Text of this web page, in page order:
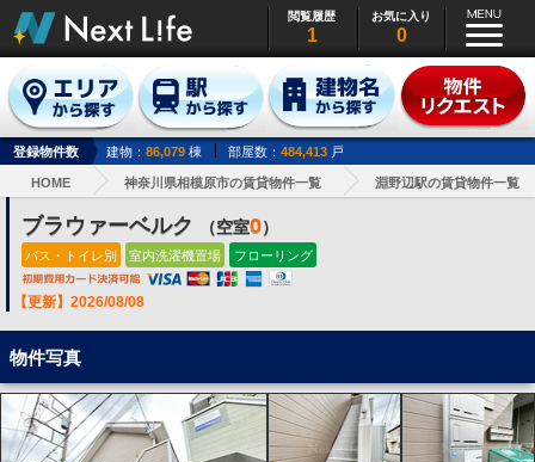
閲覧履歴
1
お気に入り
0
登録物件数 建物： 86,079 棟 部屋数： 484,413 戸
HOME 神奈川県相模原市の賃貸物件一覧 淵野辺駅の賃貸物件一覧
ブラウァーベルク （空室0）
バス・トイレ別 室内洗濯機置場 フローリング
【更新】2026/08/08
物件写真